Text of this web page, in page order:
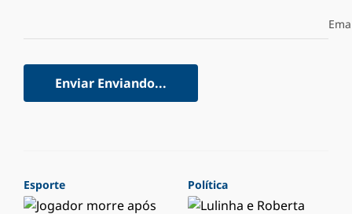
Enviar Enviando...
Esporte Política